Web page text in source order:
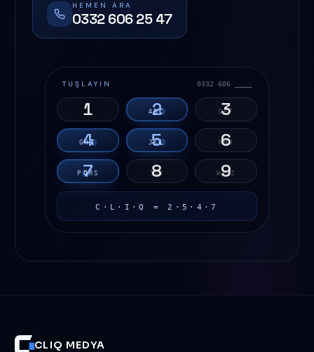
HEMEN ARA
0332 606 25 47
TUŞLAYIN 0332 606 ____
1 2
AB C 3
DEF
4
GH I 5
JK L 6
MNO
7
P Q RS 8
TUV 9
WXYZ
C·L·I·Q = 2·5·4·7
CLIQ MEDYA